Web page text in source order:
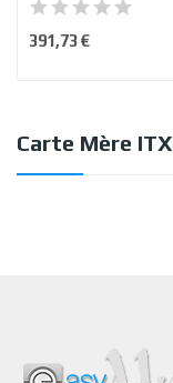
Carte Mère ITX
391,73 €